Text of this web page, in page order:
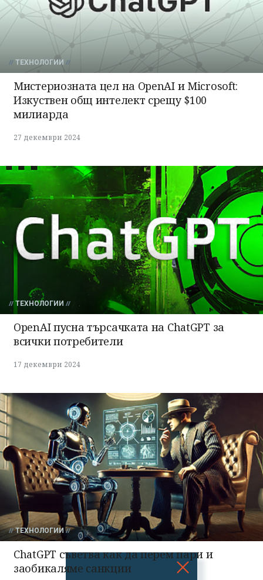
ТЕХНОЛОГИИ
Мистериозната цел на OpenAI и Microsoft:
Изкуствен общ интелект срещу $100
милиарда
27 декември 2024
ТЕХНОЛОГИИ
OpenAI пусна търсачката на ChatGPT за
всички потребители
17 декември 2024
ТЕХНОЛОГИИ
ChatGPT съветва как да перем пари и
заобикаляме санкции